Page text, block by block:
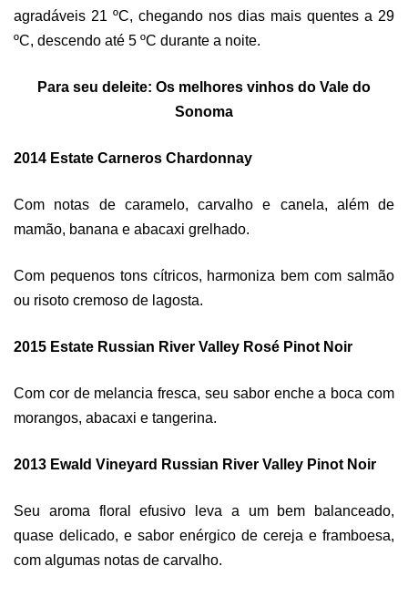
agradáveis 21 ºC, chegando nos dias mais quentes a 29
ºC, descendo até 5 ºC durante a noite.
Para seu deleite: Os melhores vinhos do Vale do
Sonoma
2014 Estate Carneros Chardonnay
Com notas de caramelo, carvalho e canela, além de
mamão, banana e abacaxi grelhado.
Com pequenos tons cítricos, harmoniza bem com salmão
ou risoto cremoso de lagosta.
2015 Estate Russian River Valley Rosé Pinot Noir
Com cor de melancia fresca, seu sabor enche a boca com
morangos, abacaxi e tangerina.
2013 Ewald Vineyard Russian River Valley Pinot Noir
Seu aroma floral efusivo leva a um bem balanceado,
quase delicado, e sabor enérgico de cereja e framboesa,
com algumas notas de carvalho.